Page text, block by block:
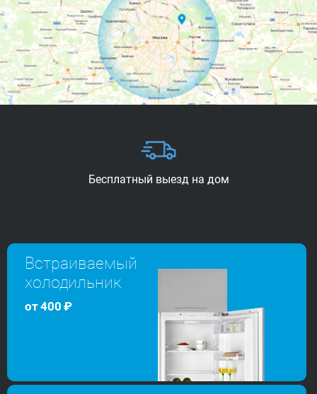
Бесплатный выездна дом
Встраиваемый
холодильник
от400 ₽